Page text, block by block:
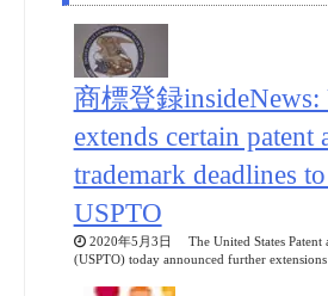
商標登録insideNews:
extends certain patent
trademark deadlines
USPTO
2020年5月3日 The United States Patent
(USPTO) today announced further